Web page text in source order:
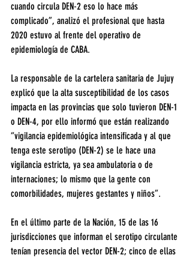
cuando circula DEN-2 eso lo hace más
complicado”, analizó el profesional que hasta
2020 estuvo al frente del operativo de
epidemiología de CABA.
La responsable de la cartelera sanitaria de Jujuy
explicó que la alta susceptibilidad de los casos
impacta en las provincias que solo tuvieron DEN-1
o DEN-4, por ello informó que están realizando
“vigilancia epidemiológica intensificada y al que
tenga este serotipo (DEN-2) se le hace una
vigilancia estricta, ya sea ambulatoria o de
internaciones; lo mismo que la gente con
comorbilidades, mujeres gestantes y niños”.
En el último parte de la Nación, 15 de las 16
jurisdicciones que informan el serotipo circulante
tenían presencia del vector DEN-2; cinco de ellas